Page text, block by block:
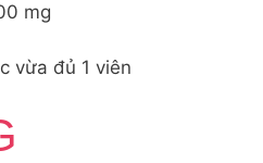
mg
vừa đủ 1 viên